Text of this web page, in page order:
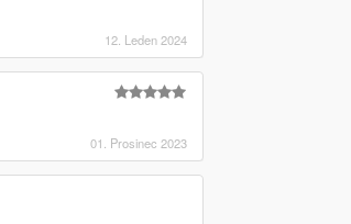
12. Leden 2024
01. Prosinec 2023